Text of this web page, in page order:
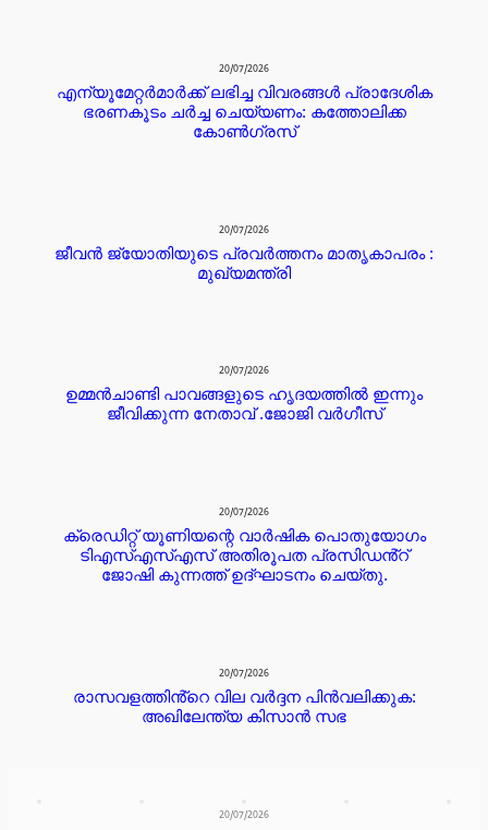
20/07/2026
എന്യൂമേറ്റർമാർക്ക് ലഭിച്ച വിവരങ്ങൾ പ്രാദേശിക
ഭരണകൂടം ചർച്ച ചെയ്യണം: കത്തോലിക്ക
കോൺഗ്രസ്
20/07/2026
ജീവൻ ജ്യോതിയുടെ പ്രവർത്തനം മാതൃകാപരം :
മുഖ്യമന്ത്രി
20/07/2026
ഉമ്മൻചാണ്ടി പാവങ്ങളുടെ ഹൃദയത്തിൽ ഇന്നും
ജീവിക്കുന്ന നേതാവ് .ജോജി വർഗീസ്
20/07/2026
ക്രെഡിറ്റ് യൂണിയന്റെ വാർഷിക പൊതുയോഗം
ടിഎസ്എസ്എസ് അതിരൂപത പ്രസിഡൻ്റ്
ജോഷി കുന്നത്ത് ഉദ്ഘാടനം ചെയ്തു.
20/07/2026
രാസവളത്തിൻ്റെ വില വർദ്ദന പിൻവലിക്കുക:
അഖിലേന്ത്യ കിസാൻ സഭ
20/07/2026